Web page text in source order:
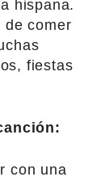
hispana.
de comer
fiestas
con una